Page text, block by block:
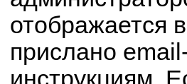
отображается
прислано
инструкциям.